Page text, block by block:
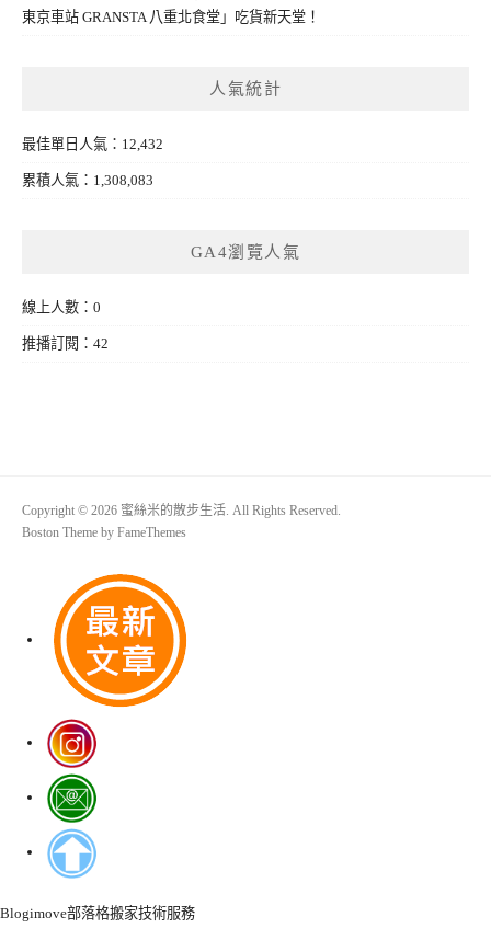
東京車站 GRANSTA 八重北食堂」吃貨新天堂！
人氣統計
最佳單日人氣：12,432
累積人氣：1,308,083
GA4瀏覽人氣
線上人數：0
推播訂閱：42
Copyright © 2026 蜜絲米的散步生活. All Rights Reserved.
Boston Theme by FameThemes
Blogimove部落格搬家技術服務